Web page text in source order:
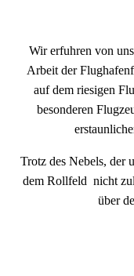
Wir erfuhren von
Arbeit der
auf dem riesigen
besonderen
Trotz des Nebels, der
dem Rollfeld nicht
über